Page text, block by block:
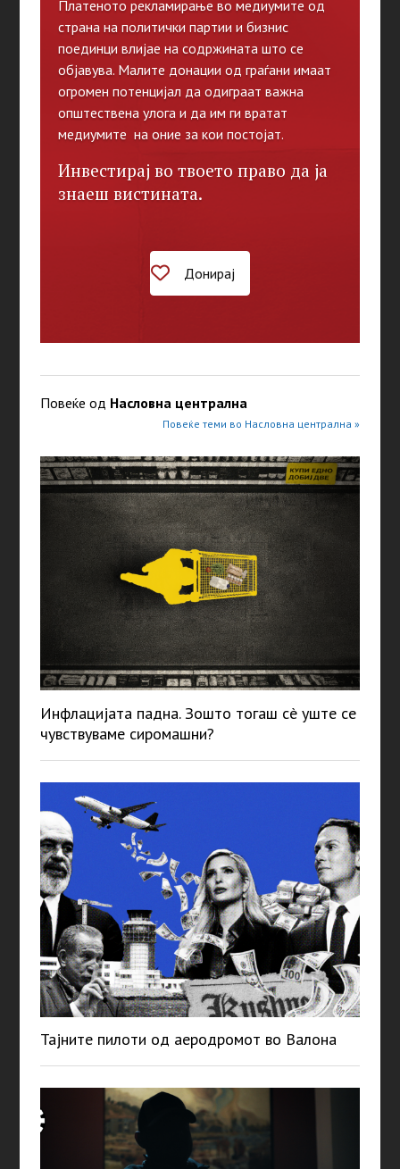
Платеното рекламирање во медиумите од
страна на политички партии и бизнис
поединци влијае на содржината што се
објавува. Малите донации од граѓани имаат
огромен потенцијал да одиграат важна
општествена улога и да им ги вратат
медиумите на оние за кои постојат.
Инвестирај во твоето право да ја
знаеш вистината.
Донирај
Повеќе од Насловна централна
Повеќе теми во Насловна централна »
Инфлацијата падна. Зошто тогаш сè уште се
чувствуваме сиромашни?
Тајните пилоти од аеродромот во Валона